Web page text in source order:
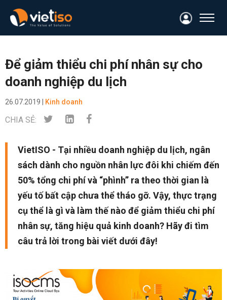
Để giảm thiểu chi phí nhân sự cho
doanh nghiệp du lịch
26.07.2019 | Kinh doanh
CHIA SẺ:
VietISO - Tại nhiều doanh nghiệp du lịch, ngân
sách dành cho nguồn nhân lực đôi khi chiếm đến
50% tổng chi phí và “phình” ra theo thời gian là
yếu tố bất cập chưa thể tháo gỡ. Vậy, thực trạng
cụ thể là gì và làm thế nào để giảm thiểu chi phí
nhân sự, tăng hiệu quả kinh doanh? Hãy đi tìm
câu trả lời trong bài viết dưới đây!